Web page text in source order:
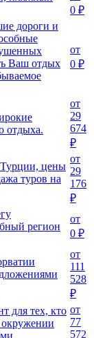
0 ₽
дороги и
Ваш отдых
от
0 ₽
отдыха.
от
29
674
₽
цены
туров на
от
29
176
₽
регион
от
0 ₽
от
111
528
₽
для тех, кто
окружении
от
77
572